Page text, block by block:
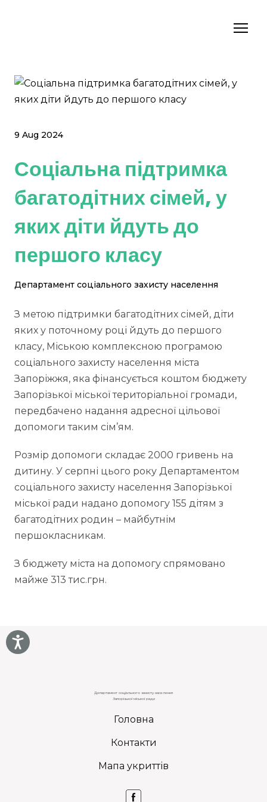
9 Aug 2024
Соціальна підтримка
багатодітних сімей, у
яких діти йдуть до
першого класу
Департамент соціального захисту населення
З метою підтримки багатодітних сімей, діти
яких у поточному році йдуть до першого
класу, Міською комплексною програмою
соціального захисту населення міста
Запоріжжя, яка фінансується коштом бюджету
Запорізької міської територіальної громади,
передбачено надання адресної цільової
допомоги таким сім’ям.
Розмір допомоги складає 2000 гривень на
дитину. У серпні цього року Департаментом
соціального захисту населення Запорізької
міської ради надано допомогу 155 дітям з
багатодітних родин – майбутнім
першокласникам.
З бюджету міста на допомогу спрямовано
майже 313 тис.грн.
Департамент соціального захисту населення
Запорізької міської ради
Головна
Контакти
Мапа укриттів